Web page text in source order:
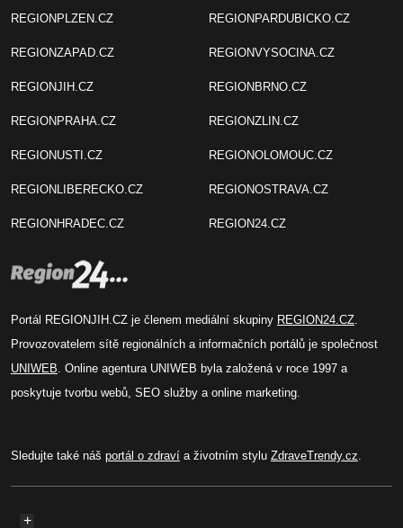
REGIONPLZEN.CZ
REGIONZAPAD.CZ
REGIONJIH.CZ
REGIONPRAHA.CZ
REGIONUSTI.CZ
REGIONLIBERECKO.CZ
REGIONHRADEC.CZ
REGIONPARDUBICKO.CZ
REGIONVYSOCINA.CZ
REGIONBRNO.CZ
REGIONZLIN.CZ
REGIONOLOMOUC.CZ
REGIONOSTRAVA.CZ
REGION24.CZ
Portál REGIONJIH.CZ je členem mediální skupiny REGION24.CZ.
Provozovatelem sítě regionálních a informačních portálů je společnost
UNIWEB. Online agentura UNIWEB byla založená v roce 1997 a
poskytuje tvorbu webů, SEO služby a online marketing.
Sledujte také náš portál o zdraví a životním stylu ZdraveTrendy.cz.
+